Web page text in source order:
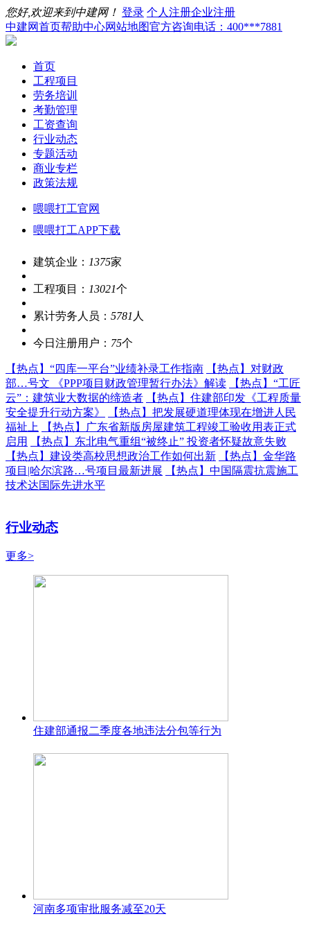
您好,欢迎来到中建网！ 登录 个人注册企业注册
中建网首页帮助中心网站地图官方咨询电话：400***7881
首页
工程项目
劳务培训
考勤管理
工资查询
行业动态
专题活动
商业专栏
政策法规
喂喂打工官网
喂喂打工APP下载
建筑企业： 1375家
工程项目： 13021个
累计劳务人员： 5781 人
今日注册用户： 75个
【热点】 “四库一平台”业绩补录工作指南 【热点】 对财政
部…号文 《PPP项目财政管理暂行办法》解读
【热点】 “工匠
云”：建筑业大数据的缔造者
【热点】 住建部印发《工程质量
安全提升行动方案》
【热点】 把发展硬道理体现在增进人民
福祉上
【热点】
广东省新版房屋建筑工程竣工验收用表正式
启用
【热点】 东北电气重组“被终止” 投资者怀疑故意失败
【热点】 建设类高校思想政治工作如何出新 【热点】 金华路
项目|哈尔滨路…号项目最新进展
【热点】 中国隔震抗震施工
技术达国际先进水平
行业动态
更多>
住建部通报二季度各地违法分包等行为
河南多项审批服务减至20天